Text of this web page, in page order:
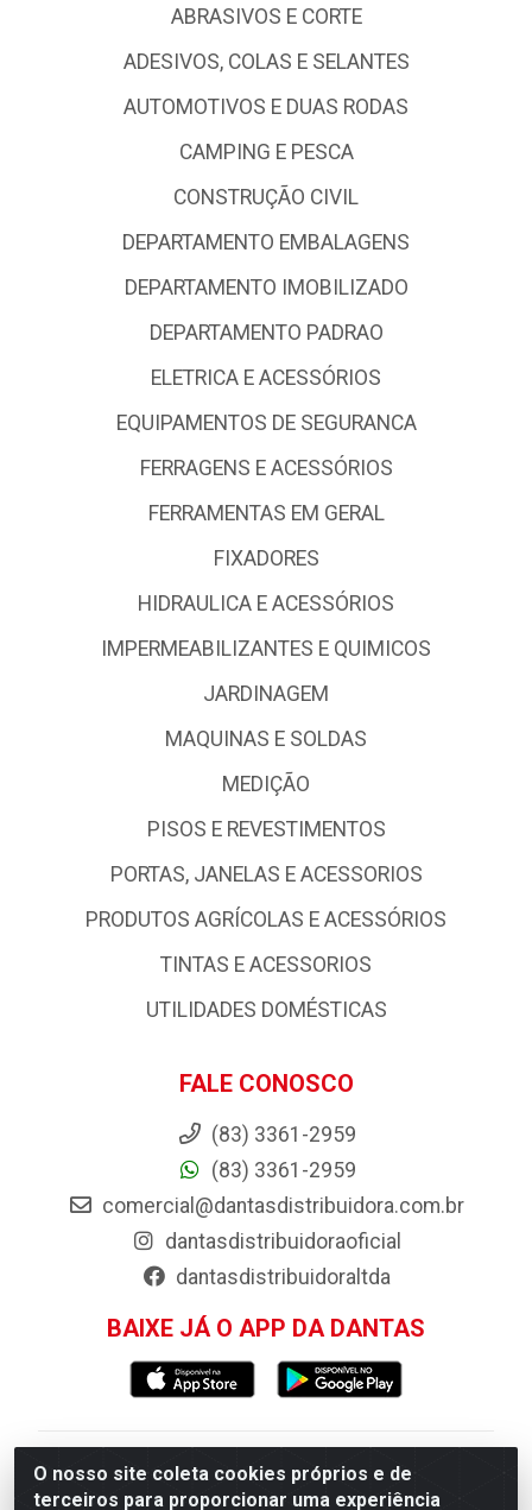
O nosso site coleta cookies próprios e de
terceiros para proporcionar uma experiência
ABRASIVOS E CORTE
ADESIVOS, COLAS E SELANTES
AUTOMOTIVOS E DUAS RODAS
CAMPING E PESCA
CONSTRUÇÃO CIVIL
DEPARTAMENTO EMBALAGENS
DEPARTAMENTO IMOBILIZADO
DEPARTAMENTO PADRAO
ELETRICA E ACESSÓRIOS
EQUIPAMENTOS DE SEGURANCA
FERRAGENS E ACESSÓRIOS
FERRAMENTAS EM GERAL
FIXADORES
HIDRAULICA E ACESSÓRIOS
IMPERMEABILIZANTES E QUIMICOS
JARDINAGEM
MAQUINAS E SOLDAS
MEDIÇÃO
PISOS E REVESTIMENTOS
PORTAS, JANELAS E ACESSORIOS
PRODUTOS AGRÍCOLAS E ACESSÓRIOS
TINTAS E ACESSORIOS
UTILIDADES DOMÉSTICAS
FALE CONOSCO
(83) 3361-2959
(83) 3361-2959
comercial@dantasdistribuidora.com.br
dantasdistribuidoraoficial
dantasdistribuidoraltda
BAIXE JÁ O APP DA DANTAS
Dantas Distribuidora - Rua Sebastião Araújo,
404 - Centro, Esperança/PB - CEP 58.135-